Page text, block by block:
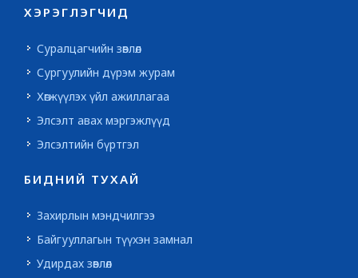
ХЭРЭГЛЭГЧИД
Суралцагчийн зөвлөл
Сургуулийн дүрэм журам
Хөгжүүлэх үйл ажиллагаа
Элсэлт авах мэргэжлүүд
Элсэлтийн бүртгэл
БИДНИЙ ТУХАЙ
Захирлын мэндчилгээ
Байгууллагын түүхэн замнал
Удирдах зөвлөл